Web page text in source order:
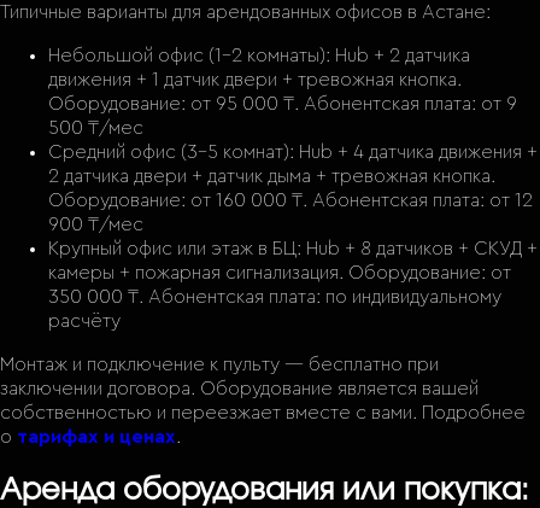
Типичные варианты для арендованных офисов в Астане:
Небольшой офис (1–2 комнаты): Hub + 2 датчика
движения + 1 датчик двери + тревожная кнопка.
Оборудование: от 95 000 ₸. Абонентская плата: от 9
500 ₸/мес
Средний офис (3–5 комнат): Hub + 4 датчика движения +
2 датчика двери + датчик дыма + тревожная кнопка.
Оборудование: от 160 000 ₸. Абонентская плата: от 12
900 ₸/мес
Крупный офис или этаж в БЦ: Hub + 8 датчиков + СКУД +
камеры + пожарная сигнализация. Оборудование: от
350 000 ₸. Абонентская плата: по индивидуальному
расчёту
Монтаж и подключение к пульту — бесплатно при
заключении договора. Оборудование является вашей
собственностью и переезжает вместе с вами. Подробнее
о тарифах и ценах.
Аренда оборудования или покупка: